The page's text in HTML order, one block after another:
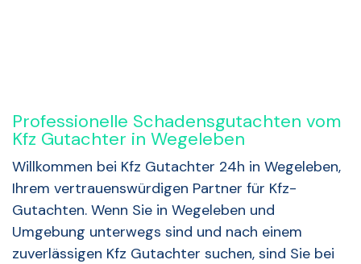
Professionelle Schadensgutachten vom
Kfz Gutachter in Wegeleben
Willkommen bei Kfz Gutachter 24h in Wegeleben,
Ihrem vertrauenswürdigen Partner für Kfz-
Gutachten. Wenn Sie in Wegeleben und
Umgebung unterwegs sind und nach einem
zuverlässigen Kfz Gutachter suchen, sind Sie bei